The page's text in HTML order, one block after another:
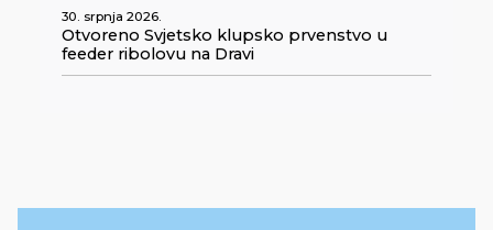
30. srpnja 2026.
Otvoreno Svjetsko klupsko prvenstvo u
feeder ribolovu na Dravi